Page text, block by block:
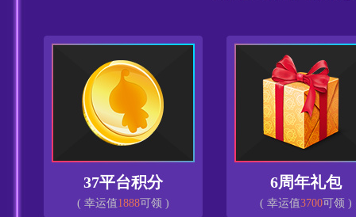
37平台积分
( 幸运值1888可领 )
6周年礼包
( 幸运值3700可领 )